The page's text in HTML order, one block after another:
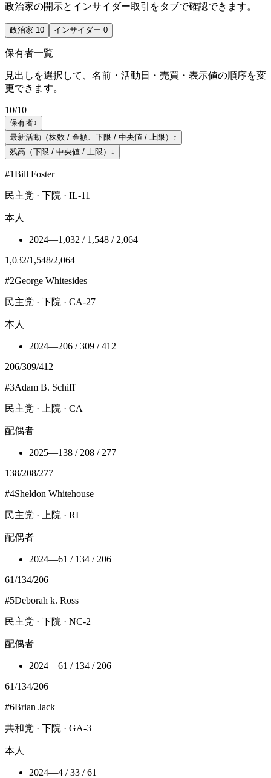
政治家の開示とインサイダー取引をタブで確認できます。
政治家 10 インサイダー 0
保有者一覧
見出しを選択して、名前・活動日・売買・表示値の順序を変
更できます。
10/10
保有者↕
最新活動（株数 / 金額、下限 / 中央値 / 上限） ↕
残高（下限 / 中央値 / 上限） ↓
#1Bill Foster
民主党 · 下院 · IL-11
本人
2024—1,032 / 1,548 / 2,064
1,032/1,548/2,064
#2George Whitesides
民主党 · 下院 · CA-27
本人
2024—206 / 309 / 412
206/309/412
#3Adam B. Schiff
民主党 · 上院 · CA
配偶者
2025—138 / 208 / 277
138/208/277
#4Sheldon Whitehouse
民主党 · 上院 · RI
配偶者
2024—61 / 134 / 206
61/134/206
#5Deborah k. Ross
民主党 · 下院 · NC-2
配偶者
2024—61 / 134 / 206
61/134/206
#6Brian Jack
共和党 · 下院 · GA-3
本人
2024—4 / 33 / 61